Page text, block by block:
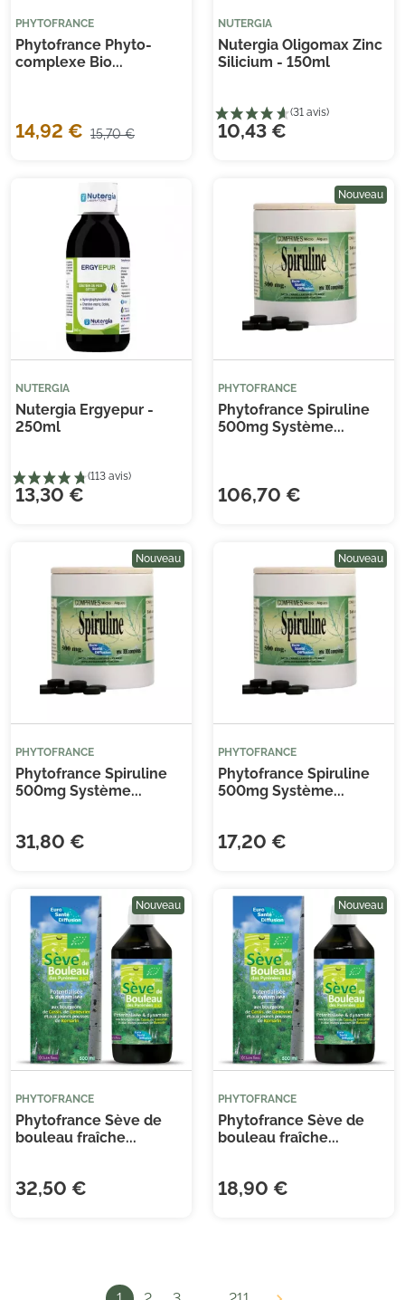
PHYTOFRANCE
Phytofrance Phyto-
complexe Bio...
14,92 € 15,70 €
NUTERGIA
Nutergia Oligomax Zinc
Silicium - 150ml
10,43 €
NUTERGIA
Nutergia Ergyepur -
250ml
13,30 €
Nouveau
PHYTOFRANCE
Phytofrance Spiruline
500mg Système...
106,70 €
Nouveau
PHYTOFRANCE
Phytofrance Spiruline
500mg Système...
31,80 €
Nouveau
PHYTOFRANCE
Phytofrance Spiruline
500mg Système...
17,20 €
Nouveau
PHYTOFRANCE
Phytofrance Sève de
bouleau fraîche...
32,50 €
Nouveau
PHYTOFRANCE
Phytofrance Sève de
bouleau fraîche...
18,90 €